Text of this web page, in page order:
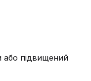
або підвищений